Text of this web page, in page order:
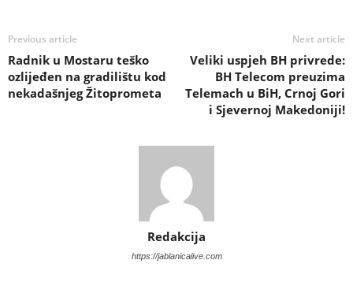
Previous article
Radnik u Mostaru teško
ozlijeđen na gradilištu kod
nekadašnjeg Žitoprometa
Next article
Veliki uspjeh BH privrede:
BH Telecom preuzima
Telemach u BiH, Crnoj Gori
i Sjevernoj Makedoniji!
Redakcija
https://jablanicalive.com